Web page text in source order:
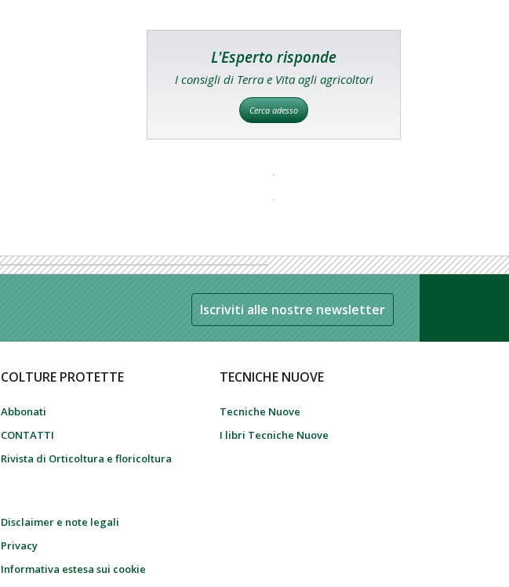
L'Esperto risponde
I consigli di Terra e Vita agli agricoltori
Cerca adesso
Iscriviti alle nostre newsletter
COLTURE PROTETTE
Abbonati
CONTATTI
Rivista di Orticoltura e floricoltura
Disclaimer e note legali
Privacy
Informativa estesa sui cookie
TECNICHE NUOVE
Tecniche Nuove
I libri Tecniche Nuove